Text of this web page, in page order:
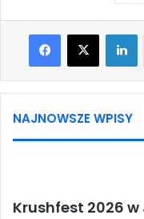
Facebook
X
NAJNOWSZE WPISY
Krushfest 2026